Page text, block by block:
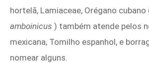
hortelã, Lamiaceae, Orégano cubano
amboinicus ) também atende pelos
mexicana, Tomilho espanhol, e
nomear alguns.